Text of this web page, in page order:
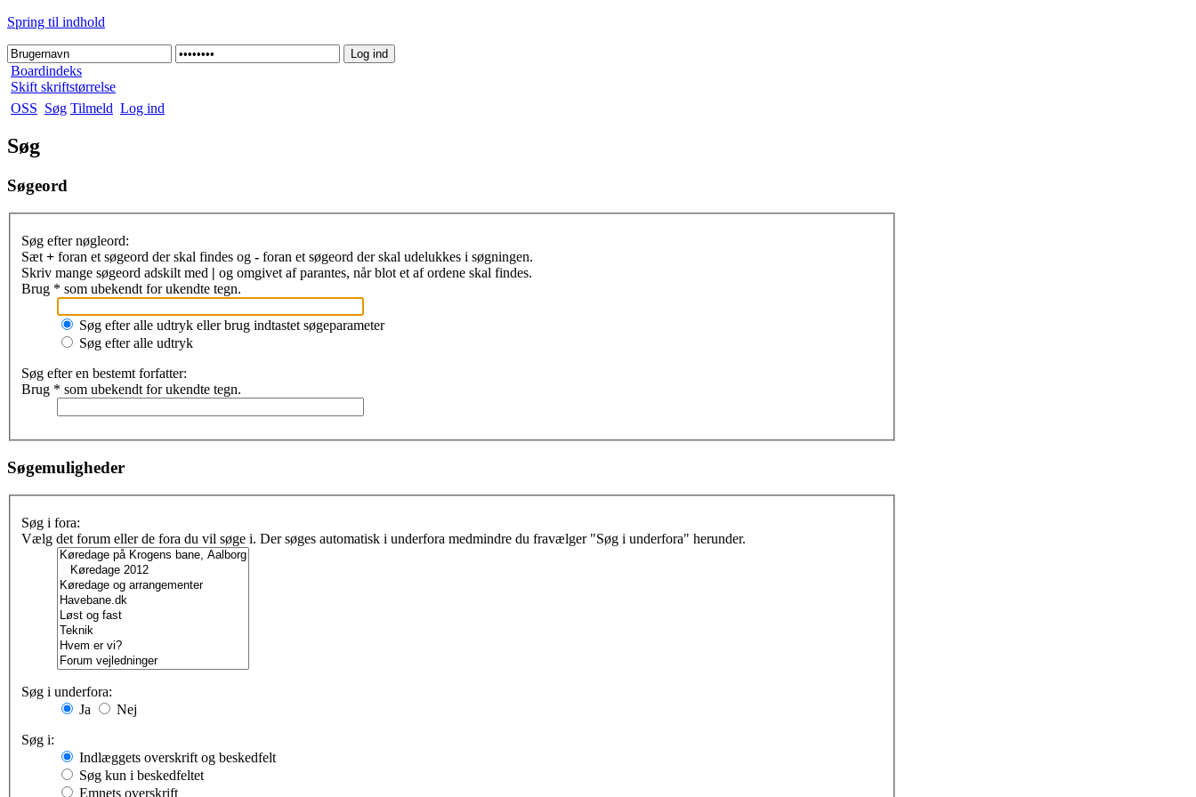
Spring til indhold
Boardindeks
Skift skriftstørrelse
OSS Søg Tilmeld Log ind
Søg
Søgeord
Søg efter nøgleord:
Sæt + foran et søgeord der skal findes og - foran et søgeord der skal udelukkes i søgningen.
Skriv mange søgeord adskilt med | og omgivet af parantes, når blot et af ordene skal findes.
Brug * som ubekendt for ukendte tegn.
Søg efter alle udtryk eller brug indtastet søgeparameter
Søg efter alle udtryk
Søg efter en bestemt forfatter:
Brug * som ubekendt for ukendte tegn.
Søgemuligheder
Søg i fora:
Vælg det forum eller de fora du vil søge i. Der søges automatisk i underfora medmindre du fravælger "Søg i underfora" herunder.
Søg i underfora:
Ja
Nej
Søg i:
Indlæggets overskrift og beskedfelt
Søg kun i beskedfeltet
Emnets overskrift